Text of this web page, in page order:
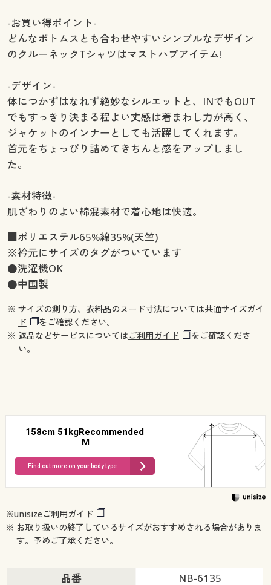
-お買い得ポイント-
どんなボトムスとも合わせやすいシンプルなデザイン
のクルーネックTシャツはマストハブアイテム!
-デザイン-
体につかずはなれず絶妙なシルエットと、INでもOUT
でもすっきり決まる程よい丈感は着まわし力が高く、
ジャケットのインナーとしても活躍してくれます。
首元をちょっぴり詰めてきちんと感をアップしまし
た。
-素材特徴-
肌ざわりのよい綿混素材で着心地は快適。
■ポリエステル65%綿35%(天竺)
※衿元にサイズのタグがついています
●洗濯機OK
●中国製
※ サイズの測り方、衣料品のヌード寸法については共通サイズガイ
ド
をご確認ください。
※ 返品などサービスについてはご利用ガイド
をご確認くださ
い。
158cm 51kgRecommended
M
Find out more on your body type
※unisizeご利用ガイド
※ お取り扱いの終了しているサイズがおすすめされる場合がありま
す。予めご了承ください。
品番 NB-6135